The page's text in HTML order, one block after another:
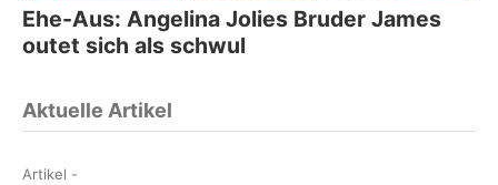
Ehe-Aus: Angelina Jolies Bruder James
outet sich als schwul
Aktuelle Artikel
Artikel -